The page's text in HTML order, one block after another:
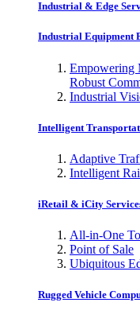
Industrial & Edge
Industrial Equipment
Empowering
Robust
Industrial
Intelligent
Adaptive
Intelligent
iRetail & iCity
All-in-One
Point of Sale
Ubiquitous
Rugged Vehicle